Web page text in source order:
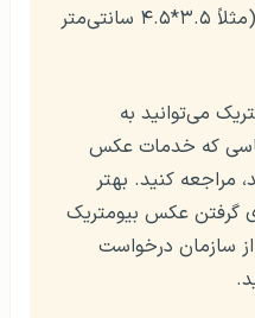
(مثلاً ۳.۵*۴.۵ سانتی‌متر
می‌توانید به
که خدمات عکس
مراجعه کنید. بهتر
گرفتن عکس بیومتریک
سازمان درخواست